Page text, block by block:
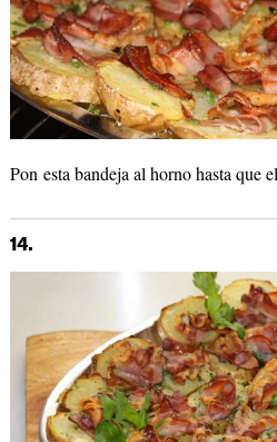
Pon esta bandeja al horno hasta que
14.